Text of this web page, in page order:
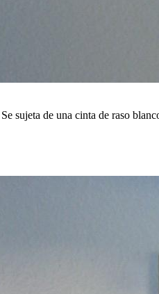
sujeta de una cinta de raso